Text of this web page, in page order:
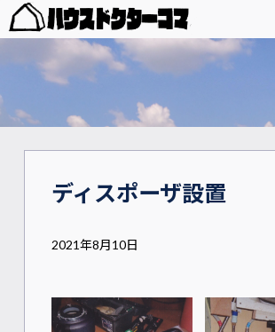
ディスポーザ設置
2021年8月10日